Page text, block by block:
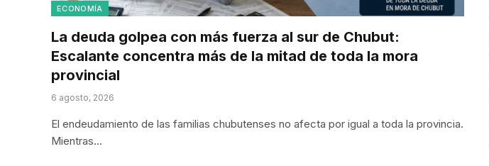
ECONOMÍA
La deuda golpea con más fuerza al sur de Chubut:
Escalante concentra más de la mitad de toda la mora
provincial
6 agosto, 2026
El endeudamiento de las familias chubutenses no afecta por igual a toda la provincia.
Mientras…